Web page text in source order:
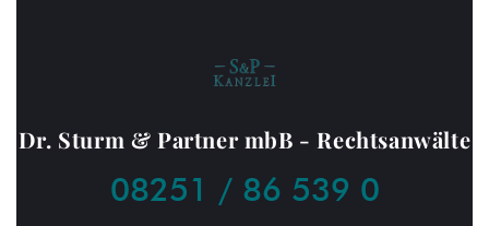
Dr. Sturm & Partner mbB - Rechtsanwälte
08251 / 86 539 0